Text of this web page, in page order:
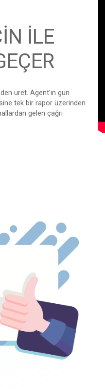
İLE
üret. Agent’ın gün
tek bir rapor üzerinden
gelen çağrı